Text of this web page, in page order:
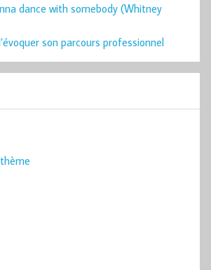
dance with somebody (Whitney
son parcours professionnel